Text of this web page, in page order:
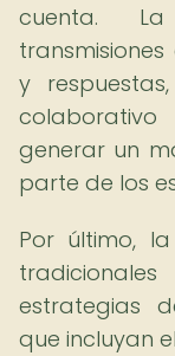
cuenta.
y
generar un
parte de los
Por último,
estrategias
que incluyan